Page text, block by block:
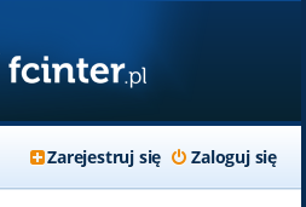
Zaloguj się
Zarejestruj się